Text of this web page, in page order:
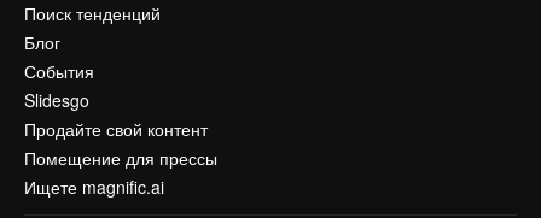
Поиск тенденций
Блог
События
Slidesgo
Продайте свой контент
Помещение для прессы
Ищете magnific.ai